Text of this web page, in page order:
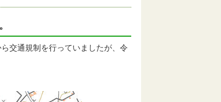
交通規制を行っていましたが、令